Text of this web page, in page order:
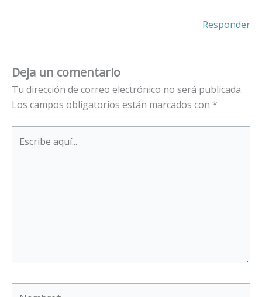
Responder
Deja un comentario
Tu dirección de correo electrónico no será publicada.
Los campos obligatorios están marcados con *
aquí...